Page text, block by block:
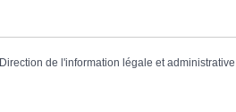
Direction de l'information légale et administrative